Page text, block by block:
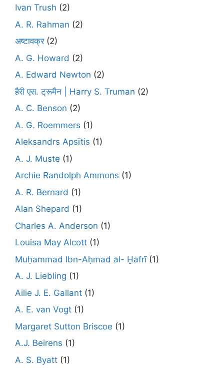
Ivan Trush (2)
A. R. Rahman (2)
अष्टावक्र(2)
A. G. Howard (2)
A. Edward Newton (2)
हैरी एस. ट्रूमैन | Harry S. Truman (2)
A. C. Benson (2)
A. G. Roemmers (1)
Aleksandrs Apsītis (1)
A. J. Muste (1)
Archie Randolph Ammons (1)
A. R. Bernard (1)
Alan Shepard (1)
Charles A. Anderson (1)
Louisa May Alcott (1)
Muḥammad Ibn-Aḥmad al- Ḫafrī(1)
A. J. Liebling (1)
Ailie J. E. Gallant (1)
A. E. van Vogt (1)
Margaret Sutton Briscoe (1)
A.J. Beirens (1)
A. S. Byatt (1)